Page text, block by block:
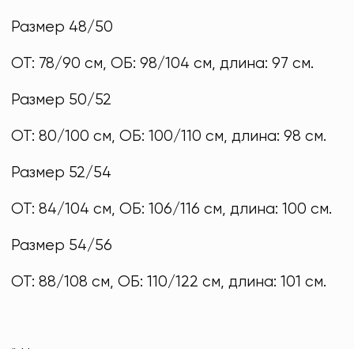
Размер 48/50
ОТ: 78/90 см, ОБ: 98/104 см, длина: 97 см.
Размер 50/52
ОТ: 80/100 см, ОБ: 100/110 см, длина: 98 см.
Размер 52/54
ОТ: 84/104 см, ОБ: 106/116 см, длина: 100 см.
Размер 54/56
ОТ: 88/108 см, ОБ: 110/122 см, длина: 101 см.